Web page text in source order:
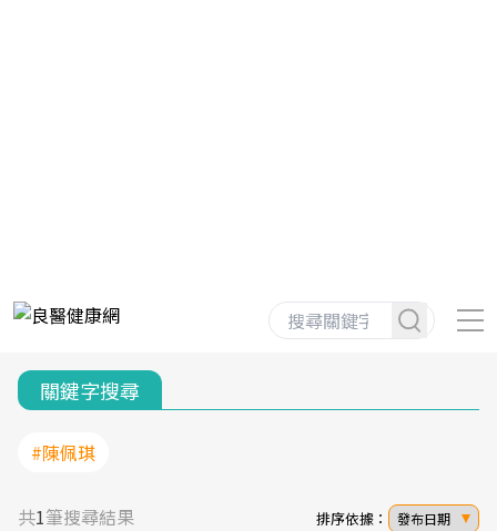
關鍵字搜尋
#陳佩琪
共1筆搜尋結果 排序依據： 發布日期